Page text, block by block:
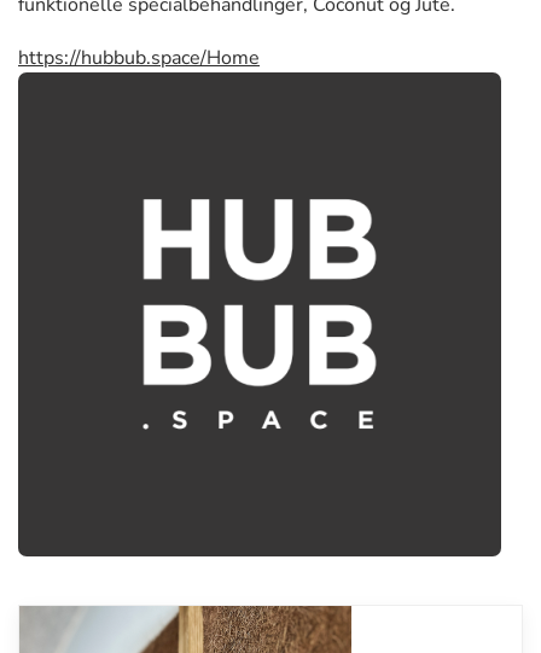
https://hubbub.space/Home